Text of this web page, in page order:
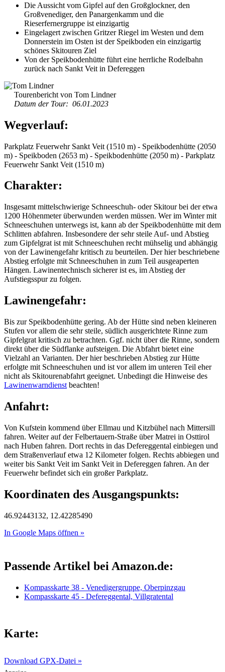
Die Aussicht vom Gipfel auf den Großglockner, den
Großvenediger, den Panargenkamm und die
Rieserfernergruppe ist einzigartig
Eingelagert zwischen Gritzer Riegel im Westen und dem
Donnerstein im Osten ist der Speikboden ein einzigartig
schönes Skitouren Ziel
Von der Speikbodenhütte führt eine herrliche Rodelbahn
zurück nach Sankt Veit in Defereggen
Tourenbericht von Tom Lindner
Datum der Tour: 06.01.2023
Wegverlauf:
Parkplatz Feuerwehr Sankt Veit (1510 m) - Speikbodenhütte (2050
m) - Speikboden (2653 m) - Speikbodenhütte (2050 m) - Parkplatz
Feuerwehr Sankt Veit (1510 m)
Charakter:
Insgesamt mittelschwierige Schneeschuh- oder Skitour bei der etwa
1200 Höhenmeter überwunden werden müssen. Wer im Winter mit
Schneeschuhen unterwegs ist, kann ab der Speikbodenhütte mit dem
Schlitten abfahren. Insbesondere der sehr steile Auf- und Abstieg
zum Gipfelgrat ist mit Schneeschuhen recht mühselig und abhängig
von der Lawinengefahr kritisch zu beurteilen. Der hier beschriebene
Abstieg erfolgte mit Schneeschuhen in zum Teil ausgeaperten
Hängen. Lawinentechnisch sicherer ist es, im Abstieg der
Aufstiegsspur zu folgen.
Lawinengefahr:
Bis zur Speikbodenhütte gering. Ab der Hütte sind neben kleineren
Stufen vor allem die sehr steile, südlich ausgerichtete Rinne zum
Gipfelgrat kritisch zu betrachten. Ggf. nicht über die Rinne, sondern
direkt über die Südflanke aufsteigen. Die Abfahrt bietet eine
Vielzahl an Varianten. Der hier beschrieben Abstieg zur Hütte
erfolgte mit Schneeschuhen und ist vor allem im unteren Teil eher
nicht als Skitourenabfahrt geeignet. Unbedingt die Hinweise des
Lawinenwarndienst beachten!
Anfahrt:
Von Kufstein kommend über Ellmau und Kitzbühel nach Mittersill
fahren. Weiter auf der Felbertauern-Straße über Matrei in Osttirol
nach Huben fahren. Dort rechts in das Defereggental einbiegen und
dem Straßenverlauf etwa 12 Kilometer folgen. Rechts abbiegen und
weiter bis Sankt Veit im Sankt Veit in Defereggen fahren. An der
Feuerwehr befindet sich ein großer Parkplatz.
Koordinaten des Ausgangspunkts:
46.92443132, 12.42285490
In Google Maps öffnen »
Passende Artikel bei Amazon.de:
Kompasskarte 38 - Venedigergruppe, Oberpinzgau
Kompasskarte 45 - Defereggental, Villgratental
Karte:
Download GPX-Datei »